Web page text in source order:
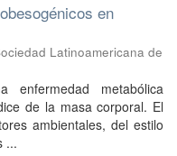
en
Latinoamericana de
enfermedad metabólica
de la masa corporal. El
ambientales, del estilo
...